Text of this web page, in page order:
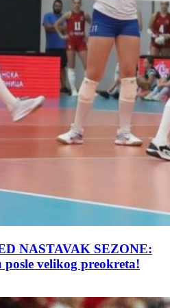
NASTAVAK SEZONE:
velikog preokreta!